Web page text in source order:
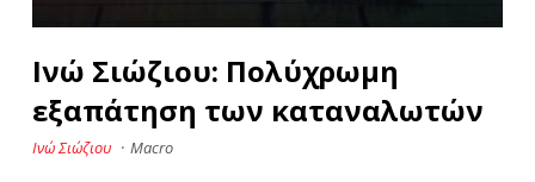
Ινώ Σιώζιου: Πολύχρωμη
εξαπάτηση των καταναλωτών
Ινώ Σιώζιου · Macro